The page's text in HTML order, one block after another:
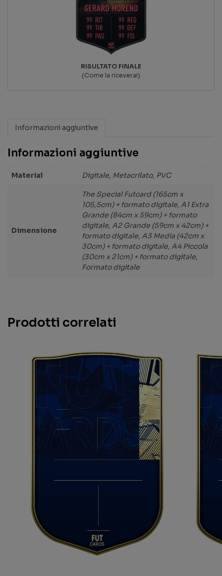
RISULTATO FINALE
(Come la riceverai)
Informazioni aggiuntive
Informazioni aggiuntive
Material Digitale, Metacrilato, PVC
Dimensione
The Special Futcard (165cm x
105,5cm) + formato digitale, A1 Extra
Grande (84cm x 59cm) + formato
digitale, A2 Grande (59cm x 42cm) +
formato digitale, A3 Media (42cm x
30cm) + formato digitale, A4 Piccola
(30cm x 21cm) + formato digitale,
Formato digitale
Prodotti correlati